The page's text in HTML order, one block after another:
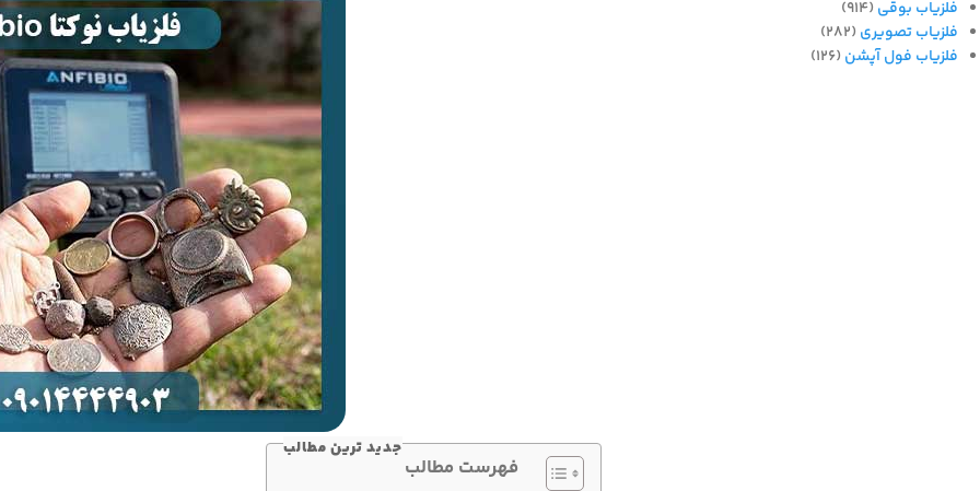
فلزیاب بوقی (914)
فلزیاب تصویری (282)
فلزیاب فول آپشن (126)
جدید ترین مطالب
فهرست مطالب